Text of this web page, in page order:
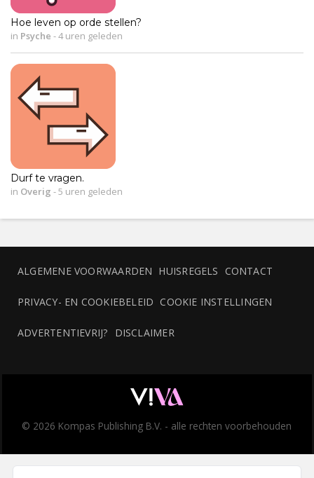
Hoe leven op orde stellen?
in Psyche -4 uren geleden
Durf te vragen.
in Overig -5 uren geleden
ALGEMENE VOORWAARDEN HUISREGELS CONTACT
PRIVACY- EN COOKIEBELEID COOKIE INSTELLINGEN
ADVERTENTIEVRIJ? DISCLAIMER
© 2026 Kompas Publishing B.V. - alle rechten voorbehouden